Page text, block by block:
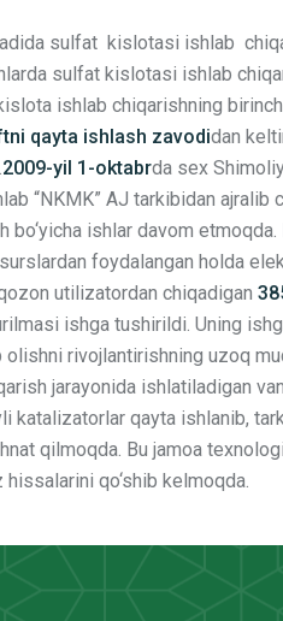
sulfat kislotasi ishlab
sulfat kislotasi ishlab
ishlab chiqarishning
qayta ishlash zavodidan
2009-yil 1-oktabrda sex
“NKMK” AJ tarkibidan ajralib
ishlar davom
foydalangan holda
utilizatordan chiqadigan
ishga tushirildi. Uning
olishni rivojlantirishning uzoq
jarayonida ishlatiladigan
katalizatorlar qayta ishlanib,
qilmoqda. Bu jamoa
qo‘shib kelmoqda.